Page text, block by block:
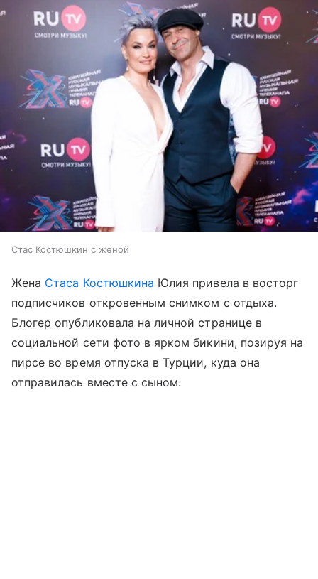
Стас Костюшкин с женой
Жена Стаса Костюшкина Юлия привела в восторг
подписчиков откровенным снимком с отдыха.
Блогер опубликовала на личной странице в
социальной сети фото в ярком бикини, позируя на
пирсе во время отпуска в Турции, куда она
отправилась вместе с сыном.